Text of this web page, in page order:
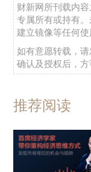
财新网所刊载内
专属所有或持有
建立镜像等任何使
如有意愿转载，
确认及授权后，方
推荐阅读